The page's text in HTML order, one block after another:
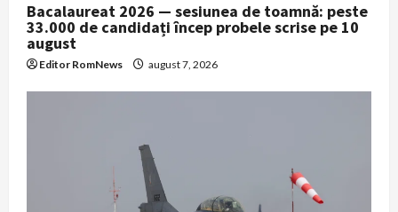
Bacalaureat 2026 — sesiunea de toamnă: peste
33.000 de candidați încep probele scrise pe 10
august
Editor RomNews august 7, 2026